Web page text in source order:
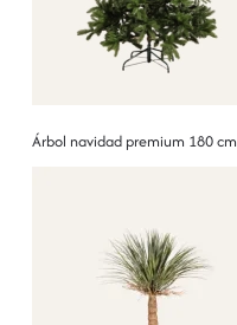
Árbol navidad premium 180 cm